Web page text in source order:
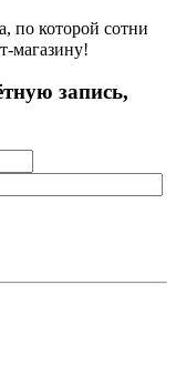
по которой сотни
магазину!
запись,